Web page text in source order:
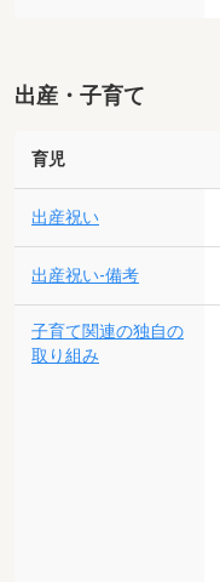
出産・子育て
育児
出産祝い
出産祝い-備考
子育て関連の独自の
取り組み